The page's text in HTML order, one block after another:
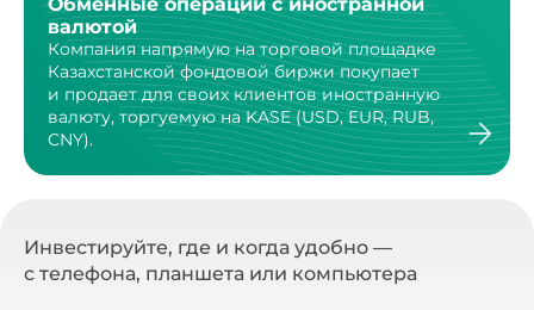
валютой
Компания напрямую на торговой площадке
Казахстанскойфондовой биржи покупает
и продает для своих клиентовиностранную
валюту, торгуемую на KASE (USD, EUR, RUB,
CNY).
Инвестируйте, где и когда удобно —
с телефона, планшета или компьютера